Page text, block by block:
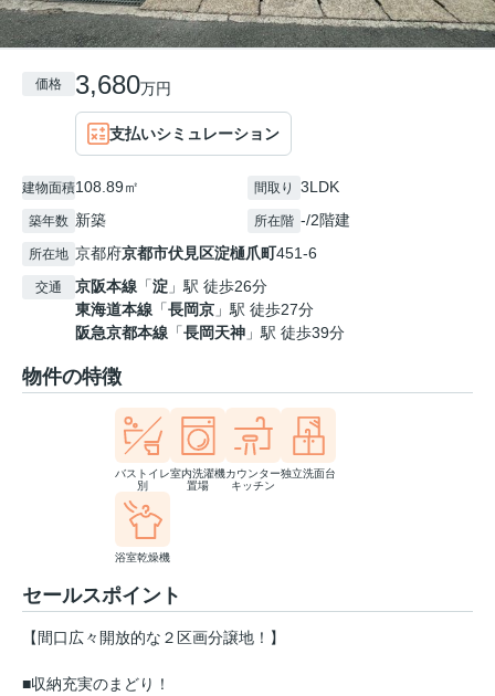
価格 3,680万円
支払いシミュレーション
建物面積108.89㎡ 間取り 3LDK
築年数 新築 所在階 -/2階建
所在地 京都府京都市伏見区淀樋爪町451-6
交通 京阪本線 「淀 」駅 徒歩26分
東海道本線 「長岡京 」駅 徒歩27分
阪急京都本線 「長岡天神 」駅 徒歩39分
物件の特徴
バストイレ
別
室内洗濯機
置場
カウンター
キッチン
独立洗面台
浴室乾燥機
セールスポイント
【間口広々開放的な２区画分譲地！】
■収納充実のまどり！